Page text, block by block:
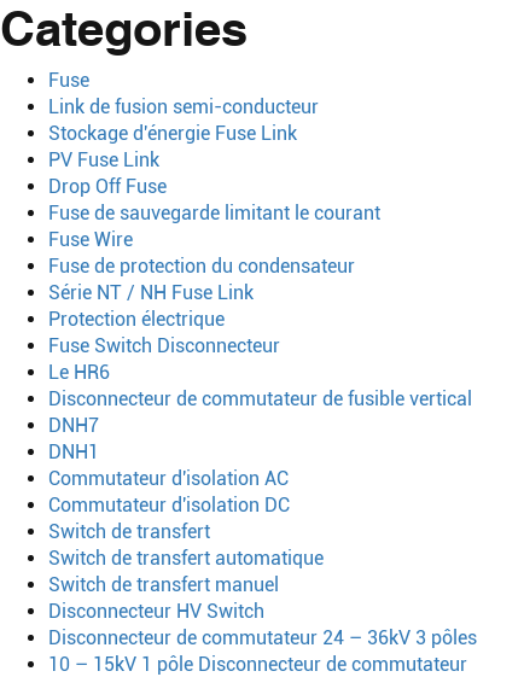
Categories
Fuse
Link de fusion semi-conducteur
Stockage d'énergie Fuse Link
PV Fuse Link
Drop Off Fuse
Fuse de sauvegarde limitant le courant
Fuse Wire
Fuse de protection du condensateur
Série NT / NH Fuse Link
Protection électrique
Fuse Switch Disconnecteur
Le HR6
Disconnecteur de commutateur de fusible vertical
DNH7
DNH1
Commutateur d'isolation AC
Commutateur d'isolation DC
Switch de transfert
Switch de transfert automatique
Switch de transfert manuel
Disconnecteur HV Switch
Disconnecteur de commutateur 24 – 36kV 3 pôles
10 – 15kV 1 pôle Disconnecteur de commutateur